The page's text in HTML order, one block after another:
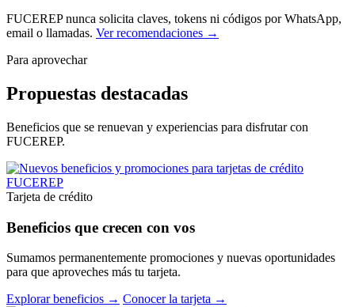
FUCEREP nunca solicita claves, tokens ni códigos por WhatsApp,
email o llamadas. Ver recomendaciones →
Para aprovechar
Propuestas destacadas
Beneficios que se renuevan y experiencias para disfrutar con
FUCEREP.
Tarjeta de crédito
Beneficios que crecen con vos
Sumamos permanentemente promociones y nuevas oportunidades
para que aproveches más tu tarjeta.
Explorar beneficios → Conocer la tarjeta →